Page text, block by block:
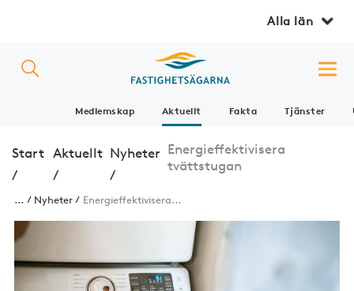
Alla län
Medlemskap Aktuellt Fakta Tjänster
Start
/
Aktuellt
/
Nyheter
/
Energieffektivisera
tvättstugan
... Nyheter Energieffektivisera...